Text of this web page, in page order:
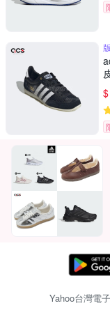
$
Yahoo台灣電